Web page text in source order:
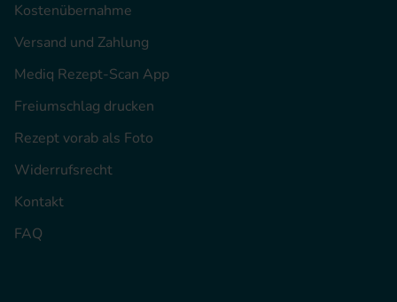
Kostenübernahme
Versand und Zahlung
Mediq Rezept-Scan App
Freiumschlag drucken
Rezept vorab als Foto
Widerrufsrecht
Kontakt
FAQ